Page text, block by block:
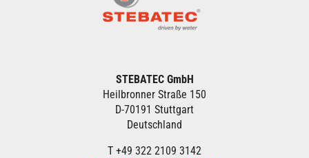
STEBATEC GmbH
Heilbronner Straße 150
D-70191 Stuttgart
Deutschland
T +49 322 2109 3142